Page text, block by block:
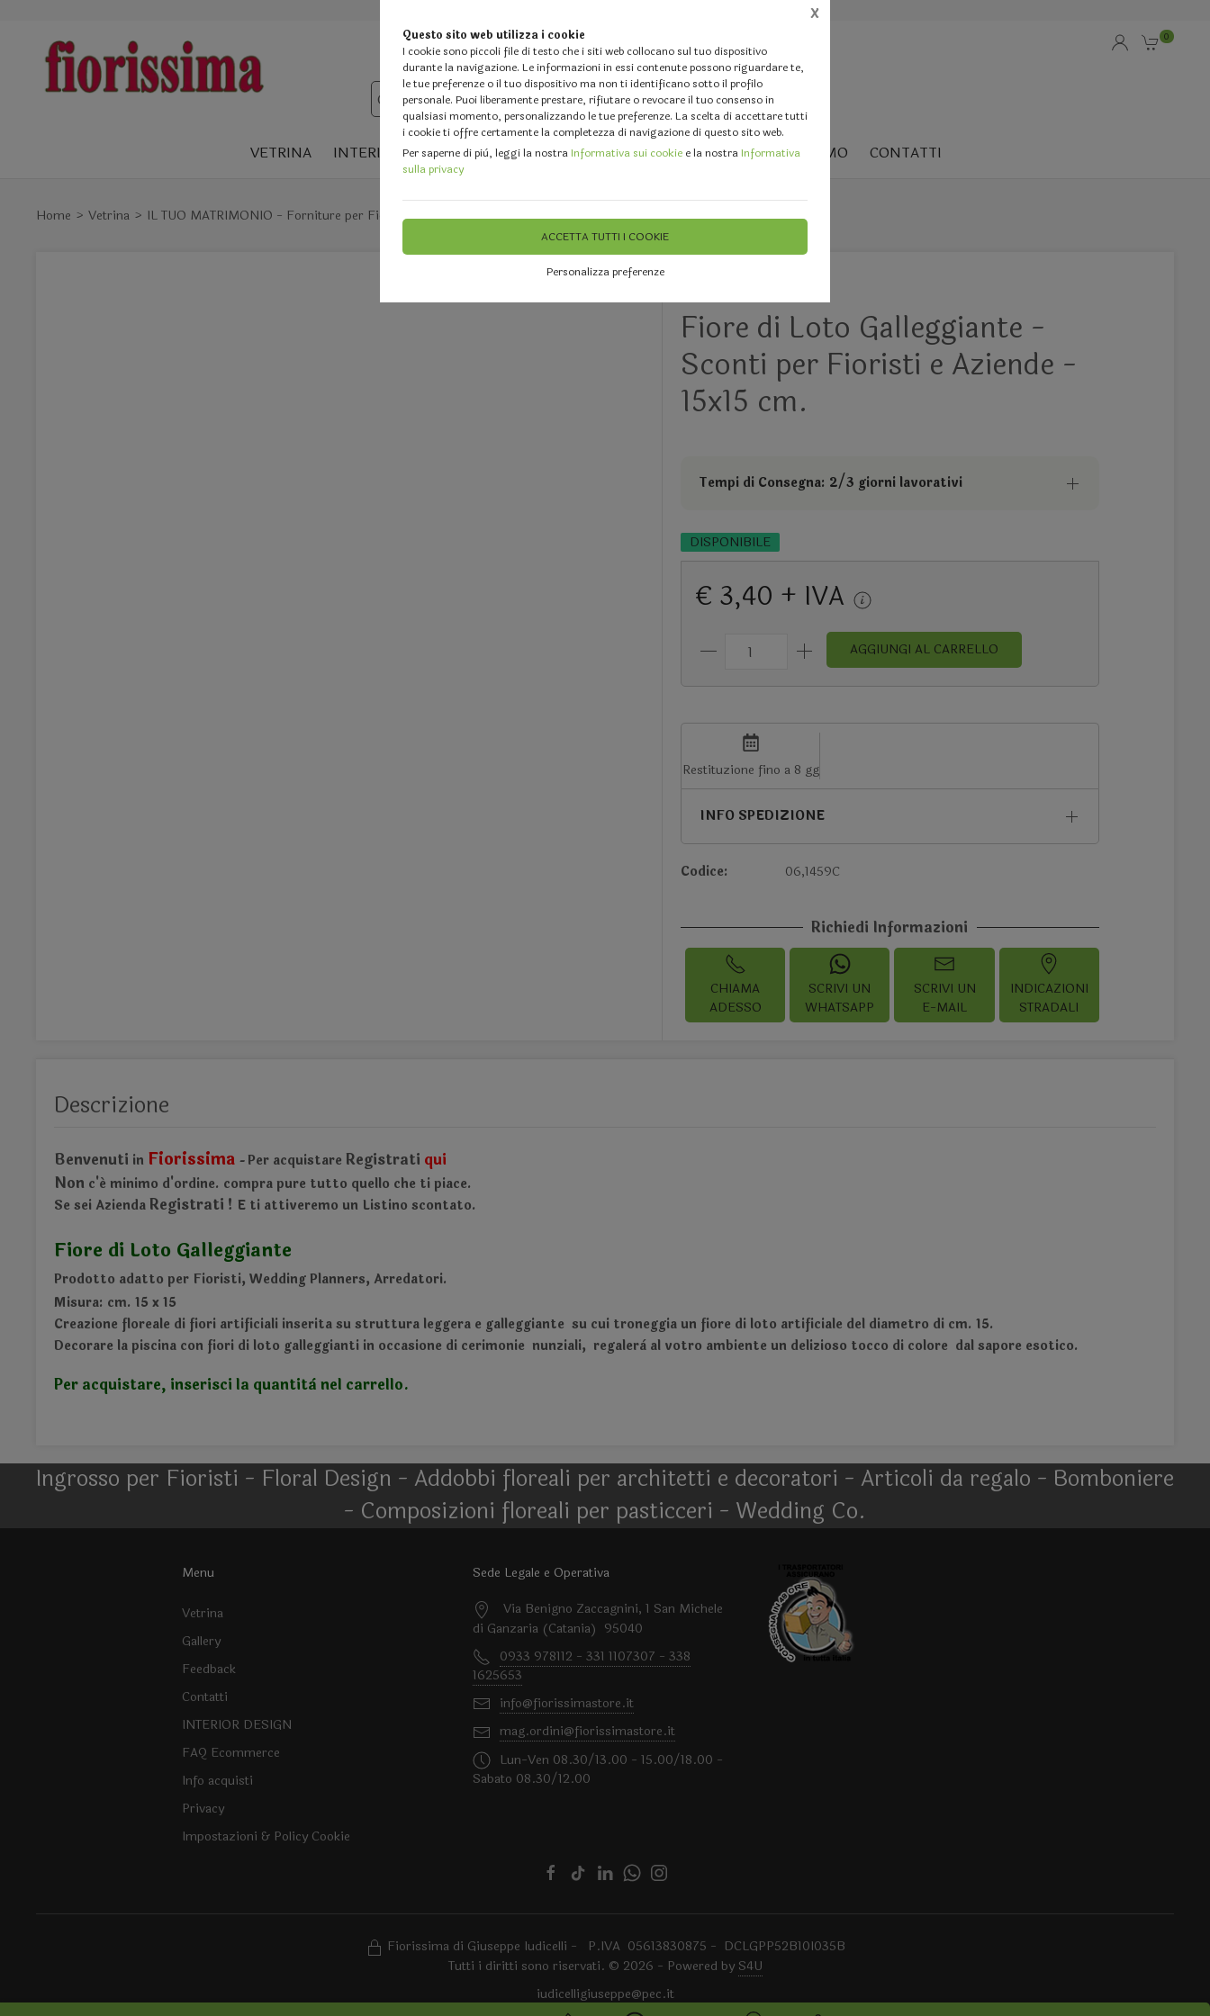
Questo sito web utilizza i cookie
I cookie sono piccoli file di testo che i siti web collocano sul tuo dispositivo
durante la navigazione. Le informazioni in essi contenute possono riguardare te,
le tue preferenze o il tuo dispositivo ma non ti identificano sotto il profilo
personale. Puoi liberamente prestare, rifiutare o revocare il tuo consenso in
qualsiasi momento, personalizzando le tue preferenze. La scelta di accettare tutti
i cookie ti offre certamente la completezza di navigazione di questo sito web.
Per saperne di più, leggi la nostraInformativa sui cookie e la nostraInformativa
sulla privacy
ACCETTA TUTTI I COOKIE
Personalizza preferenze
X
0
VETRINA INTERIOR DESIGN GALLERY DOVE SIAMO FEEDBACK CHI SIAMO CONTATTI
Home Vetrina IL TUO MATRIMONIO - Forniture per Fioristi ed Events Planners Fiori Bianchi adatti per Matrimonio
Fiore di Loto Galleggiante -
Sconti per Fioristi e Aziende -
15x15 cm.
Tempi di Consegna: 2/3 giorni lavorativi
DISPONIBILE
€ 3,40 + IVA
AGGIUNGI AL CARRELLO
Restituzione fino a 8 gg
INFO SPEDIZIONE
Codice: 06,1459C
Richiedi Informazioni
CHIAMA
ADESSO
SCRIVI UN
WHATSAPP
SCRIVI UN
E-MAIL
INDICAZIONI
STRADALI
Descrizione
Benvenuti in Fiorissima - Per acquistare Registrati qui
Non c'é minimo d'ordine. compra pure tutto quello che ti piace.
Se sei Azienda Registrati ! E ti attiveremo un Listino scontato.
Fiore di Loto Galleggiante
Prodotto adatto per Fioristi, Wedding Planners, Arredatori.
Misura: cm. 15 x 15
Creazione floreale di fiori artificiali inserita su struttura leggera e galleggiante su cui troneggia un fiore di loto artificiale del diametro di cm. 15.
Decorare la piscina con fiori di loto galleggianti in occasione di cerimonie nunziali, regalerà al votro ambiente un delizioso tocco di colore dal sapore esotico.
Per acquistare, inserisci la quantità nel carrello.
Ingrosso per Fioristi - Floral Design - Addobbi floreali per architetti e decoratori - Articoli da regalo - Bomboniere
- Composizioni floreali per pasticceri - Wedding Co.
Menu
Vetrina
Gallery
Feedback
Contatti
INTERIOR DESIGN
FAQ Ecommerce
Info acquisti
Privacy
Impostazioni & Policy Cookie
Sede Legale e Operativa
Via Benigno Zaccagnini, 1 San Michele
di Ganzaria (Catania) 95040
0933 978112 - 331 1107307 - 338
1625653
info@fiorissimastore.it
mag.ordini@fiorissimastore.it
Lun-Ven 08.30/13.00 - 15.00/18.00 -
Sabato 08.30/12.00
Fiorissima di Giuseppe Iudicelli - P.IVA 05613830875 - DCLGPP52B10I035B
Tutti i diritti sono riservati. © 2026 - Powered by S4U
iudicelligiuseppe@pec.it